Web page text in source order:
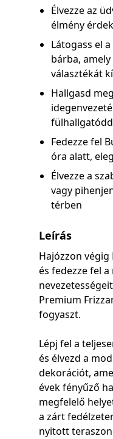
Élvezze az
élmény
Látogass el
bárba,
választékát
Hallgasd
Fedezze fel
óra alatt,
Élvezze a
vagy
térben
Leírás
Hajózzon
és fedezze fel
Premium
fogyaszt.
Lépj fel a
és élvezd a
dekorációt,
évek fényűző
megfelelő
a zárt
nyitott